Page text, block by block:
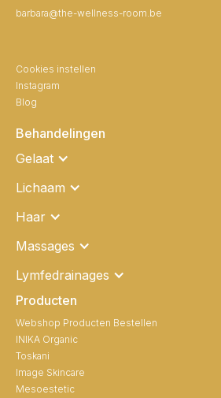
barbara@the-wellness-room.be
Cookies instellen
Instagram
Blog
Behandelingen
Gelaat
Lichaam
Haar
Massages
Lymfedrainages
Producten
Webshop Producten Bestellen
INIKA Organic
Toskani
Image Skincare
Mesoestetic